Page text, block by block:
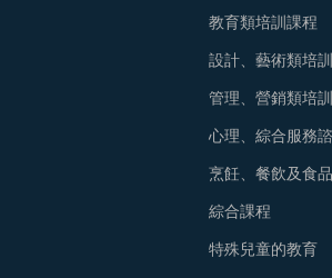
教育類培訓課程
設計、藝術類培
管理、營銷類培
心理、綜合服務
烹飪、餐飲及食
綜合課程
特殊兒童的教育